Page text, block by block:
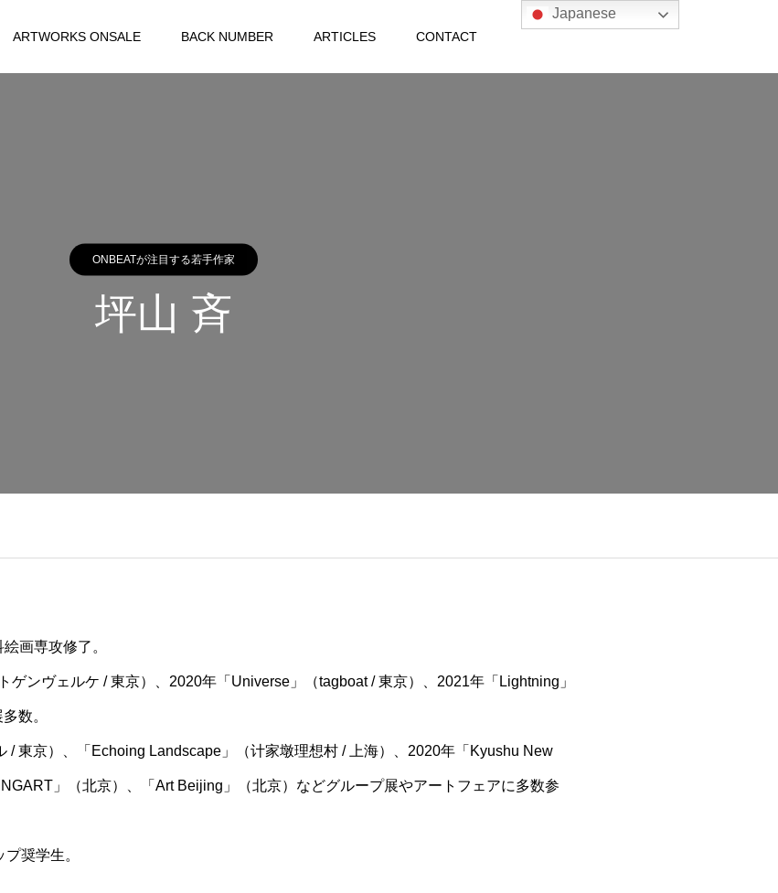
ARTWORKS ONSALE BACK NUMBER ARTICLES CONTACT
ONBEATが注目する若手作家
坪山 斉
画専攻修了。
ゲンヴェルケ / 東京）、2020年「Universe」（tagboat / 東京）、2021年「Lightning」
数。
/ 東京）、「Echoing Landscape」（计家墩理想村 / 上海）、2020年「Kyushu New
」（北京）、「Art Beijing」（北京）などグループ展やアートフェアに多数参
奨学生。
Japanese